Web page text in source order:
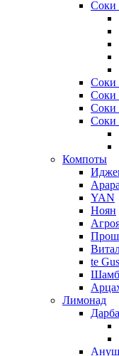
Соки
Соки
Соки
Соки
Компоты
YAN
Ноян
te
Шамб
Лимонад
Ануш